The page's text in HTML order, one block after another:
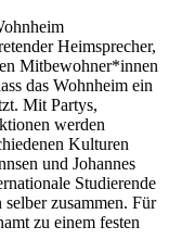
Heimsprecher,
Mitbewohner*innen
das Wohnheim ein
Mit Partys,
werden
Kulturen
und Johannes
Studierende
zusammen. Für
zu einem festen